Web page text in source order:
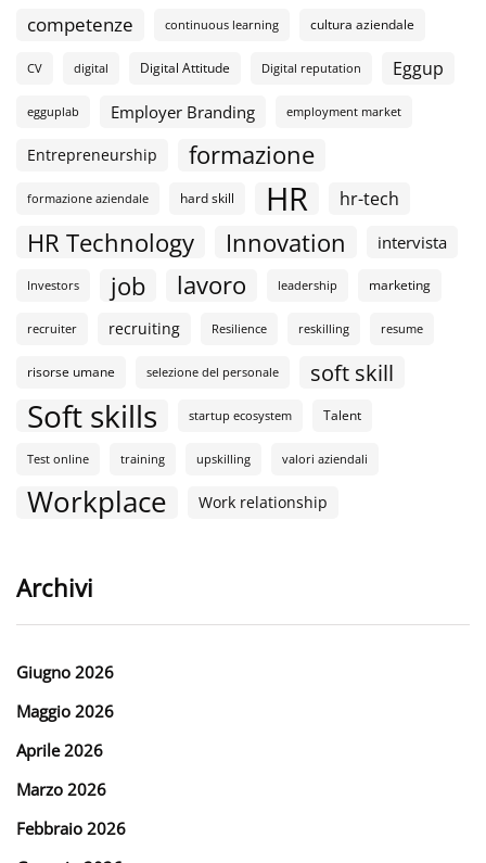
competenze continuous learning cultura aziendale
CV digital Digital Attitude Digital reputation Eggup
egguplab Employer Branding employment market
Entrepreneurship formazione
formazione aziendale hard skill HR hr-tech
HR Technology Innovation intervista
Investors job lavoro leadership marketing
recruiter recruiting Resilience reskilling resume
risorse umane selezione del personale soft skill
Soft skills startup ecosystem Talent
Test online training upskilling valori aziendali
Workplace Work relationship
Archivi
Giugno 2026
Maggio 2026
Aprile 2026
Marzo 2026
Febbraio 2026